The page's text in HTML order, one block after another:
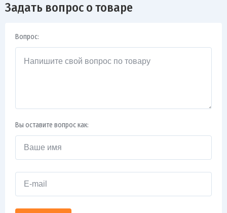
Задать вопрос о товаре
Вопрос:
Вы оставите вопрос как: